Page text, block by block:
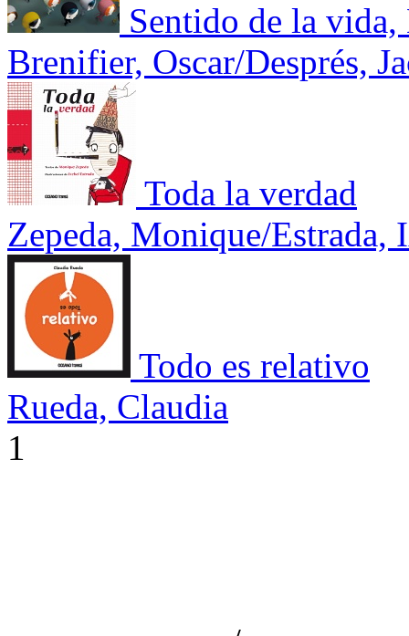
Sentido de la vida,
Brenifier, Oscar/Després,
Toda la verdad
Zepeda, Monique/Estrada,
Todo es relativo
Rueda, Claudia
1